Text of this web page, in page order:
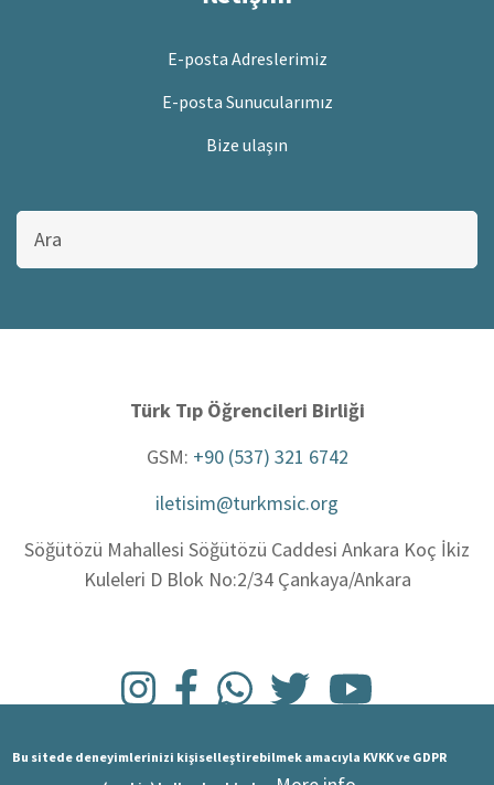
E-posta Adreslerimiz
E-posta Sunucularımız
Bize ulaşın
Bu
sitede
ara
Türk Tıp Öğrencileri Birliği
GSM: +90 (537) 321 6742
iletisim@turkmsic.org
Söğütözü Mahallesi Söğütözü Caddesi Ankara Koç İkiz
Kuleleri D Blok No:2/34 Çankaya/Ankara
Bu sitede deneyimlerinizi kişiselleştirebilmek amacıyla KVKK ve GDPR